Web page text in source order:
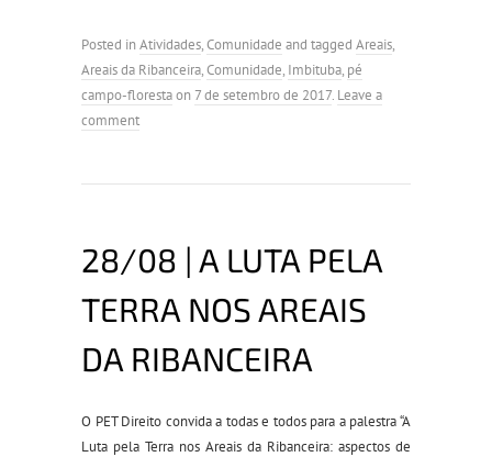
Posted inAtividades,Comunidade and tagged Areais,
Areais da Ribanceira,Comunidade, Imbituba, pé
campo-florestaon 7 de setembro de 2017. Leave a
comment
28/08 | A LUTA PELA
TERRA NOS AREAIS
DA RIBANCEIRA
O PET Direito convida a todas e todos para a palestra “A
Luta pela Terra nos Areais da Ribanceira: aspectos de